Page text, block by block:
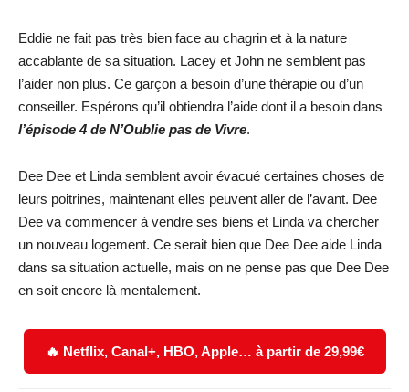
Eddie ne fait pas très bien face au chagrin et à la nature
accablante de sa situation. Lacey et John ne semblent pas
l’aider non plus. Ce garçon a besoin d’une thérapie ou d’un
conseiller. Espérons qu’il obtiendra l’aide dont il a besoin dans
l’épisode 4 de N’Oublie pas de Vivre.
Dee Dee et Linda semblent avoir évacué certaines choses de
leurs poitrines, maintenant elles peuvent aller de l’avant. Dee
Dee va commencer à vendre ses biens et Linda va chercher
un nouveau logement. Ce serait bien que Dee Dee aide Linda
dans sa situation actuelle, mais on ne pense pas que Dee Dee
en soit encore là mentalement.
🔥 Netflix, Canal+, HBO, Apple… à partir de 29,99€